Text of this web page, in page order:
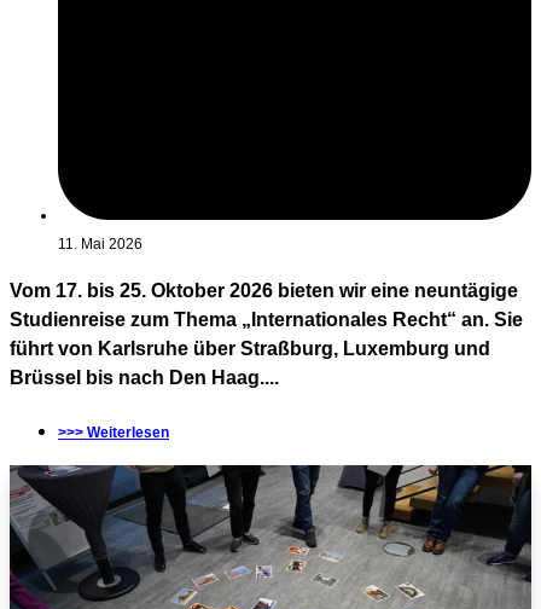
11. Mai 2026
Vom 17. bis 25. Oktober 2026 bieten wir eine neuntägige
Studienreise zum Thema „Internationales Recht“ an. Sie
führt von Karlsruhe über Straßburg, Luxemburg und
Brüssel bis nach Den Haag....
>>> Weiterlesen